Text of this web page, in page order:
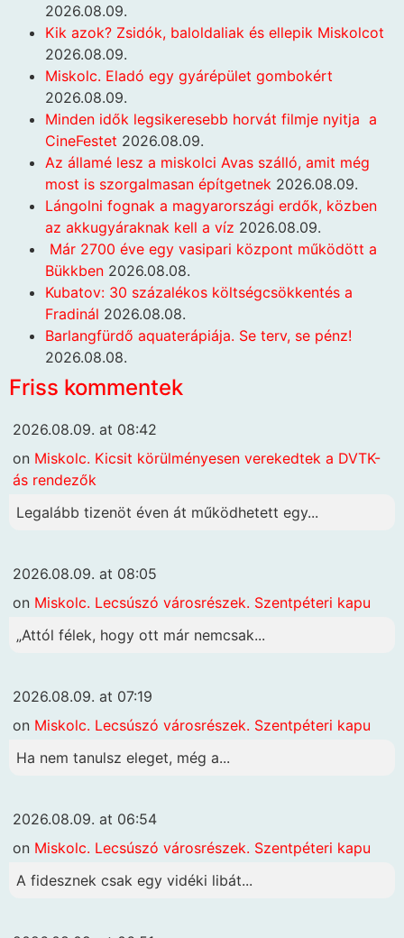
2026.08.09.
Kik azok? Zsidók, baloldaliak és ellepik Miskolcot
2026.08.09.
Miskolc. Eladó egy gyárépület gombokért
2026.08.09.
Minden idők legsikeresebb horvát filmje nyitja a
CineFestet 2026.08.09.
Az államé lesz a miskolci Avas szálló, amit még
most is szorgalmasan építgetnek 2026.08.09.
Lángolni fognak a magyarországi erdők, közben
az akkugyáraknak kell a víz 2026.08.09.
Már 2700 éve egy vasipari központ működött a
Bükkben 2026.08.08.
Kubatov: 30 százalékos költségcsökkentés a
Fradinál 2026.08.08.
Barlangfürdő aquaterápiája. Se terv, se pénz!
2026.08.08.
Friss kommentek
2026.08.09. at 08:42
on Miskolc. Kicsit körülményesen verekedtek a DVTK-
ás rendezők
Legalább tizenöt éven át működhetett egy...
2026.08.09. at 08:05
on Miskolc. Lecsúszó városrészek. Szentpéteri kapu
„Attól félek, hogy ott már nemcsak...
2026.08.09. at 07:19
on Miskolc. Lecsúszó városrészek. Szentpéteri kapu
Ha nem tanulsz eleget, még a...
2026.08.09. at 06:54
on Miskolc. Lecsúszó városrészek. Szentpéteri kapu
A fidesznek csak egy vidéki libát...